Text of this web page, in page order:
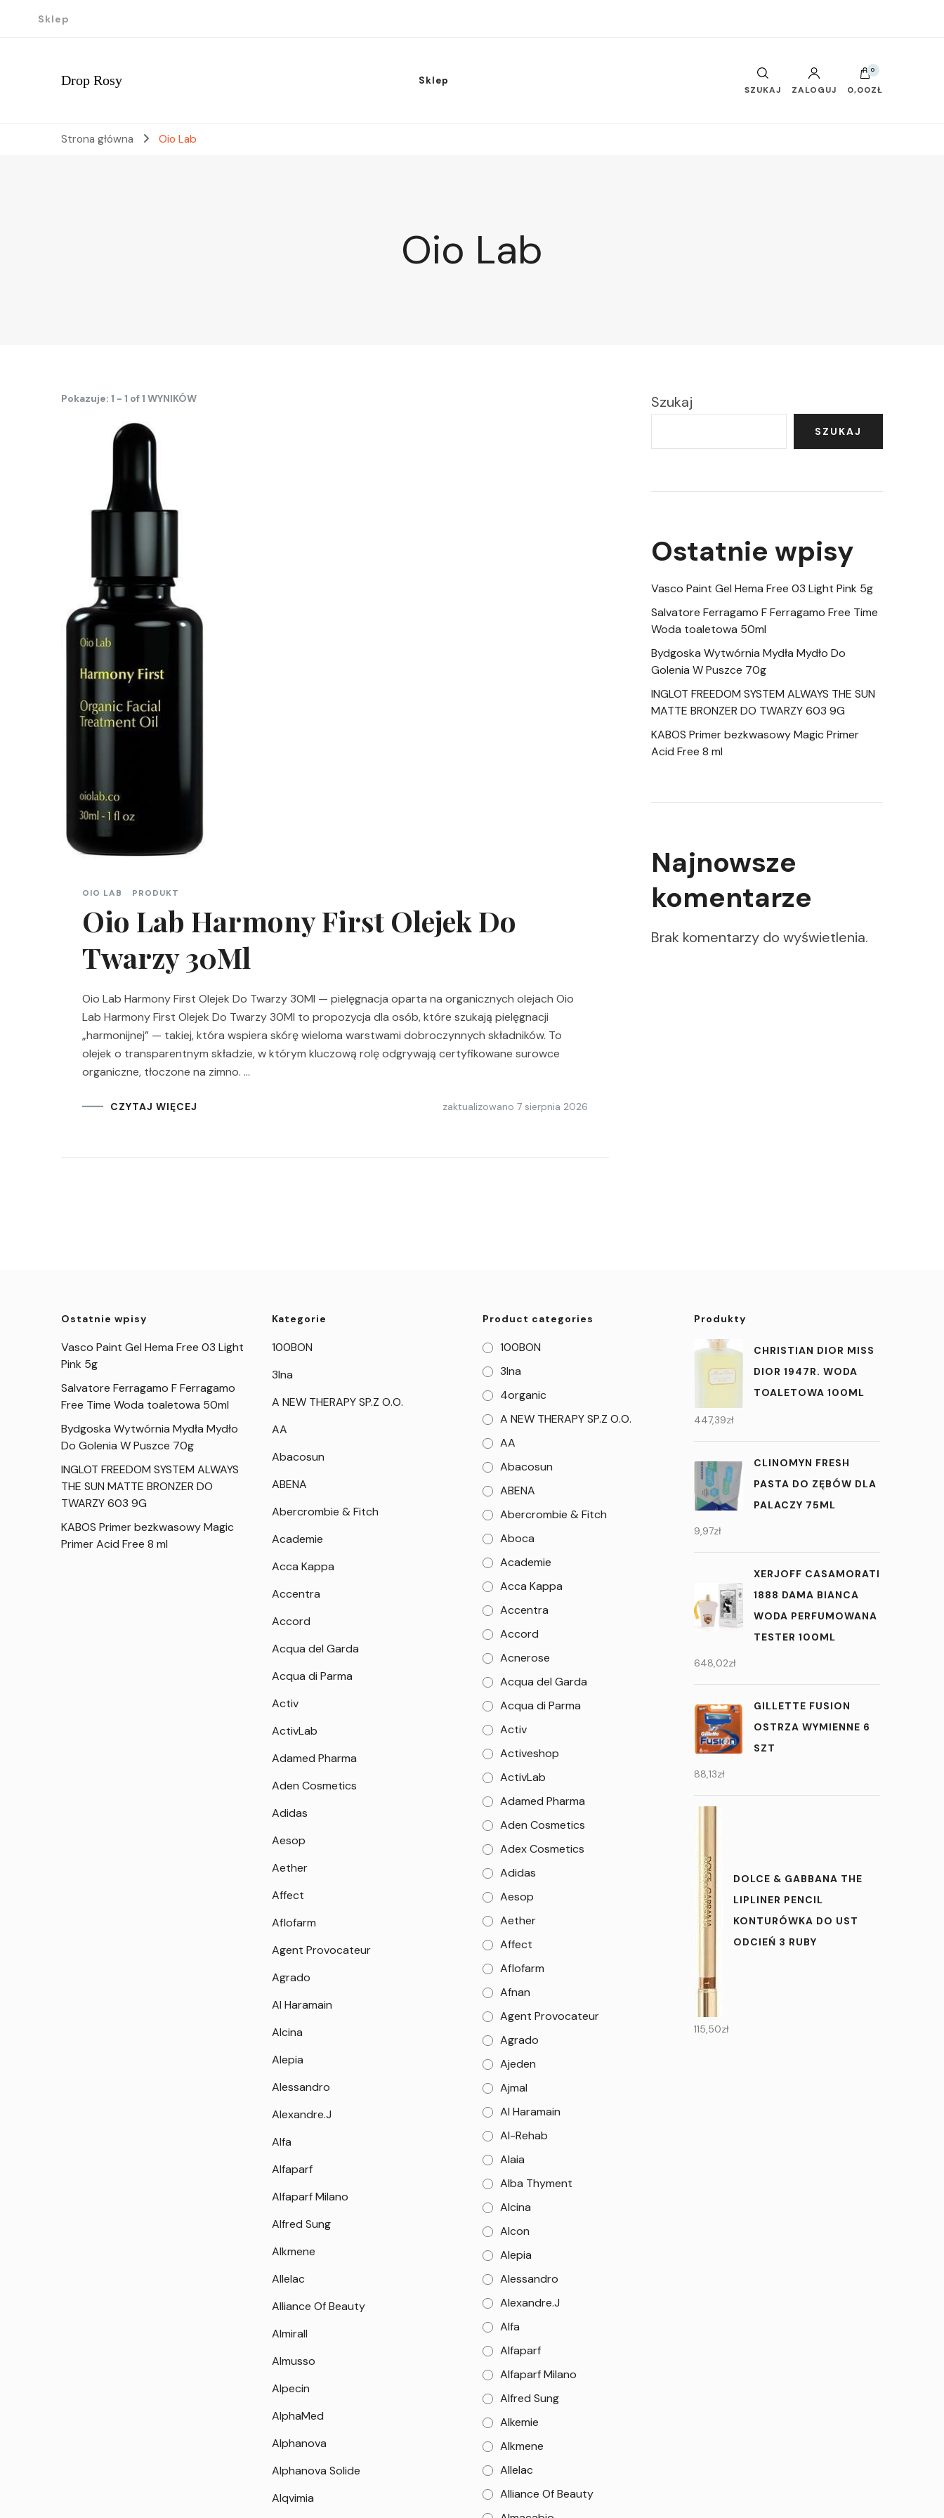
Sklep
Drop Rosy Sklep
SZUKAJ ZALOGUJ
0
0,00ZŁ
Strona główna Oio Lab
Oio Lab
Pokazuje: 1 - 1 of 1 WYNIKÓW
OIO LAB PRODUKT
Oio Lab Harmony First Olejek Do
Twarzy 30Ml
Oio Lab Harmony First Olejek Do Twarzy 30Ml — pielęgnacja oparta na organicznych olejach Oio
Lab Harmony First Olejek Do Twarzy 30Ml to propozycja dla osób, które szukają pielęgnacji
„harmonijnej” — takiej, która wspiera skórę wieloma warstwami dobroczynnych składników. To
olejek o transparentnym składzie, w którym kluczową rolę odgrywają certyfikowane surowce
organiczne, tłoczone na zimno. …
CZYTAJ WIĘCEJ zaktualizowano 7 sierpnia 2026
Szukaj
SZUKAJ
Ostatnie wpisy
Vasco Paint Gel Hema Free 03 Light Pink 5g
Salvatore Ferragamo F Ferragamo Free Time
Woda toaletowa 50ml
Bydgoska Wytwórnia Mydła Mydło Do
Golenia W Puszce 70g
INGLOT FREEDOM SYSTEM ALWAYS THE SUN
MATTE BRONZER DO TWARZY 603 9G
KABOS Primer bezkwasowy Magic Primer
Acid Free 8 ml
Najnowsze
komentarze
Brak komentarzy do wyświetlenia.
Ostatnie wpisy
Vasco Paint Gel Hema Free 03 Light
Pink 5g
Salvatore Ferragamo F Ferragamo
Free Time Woda toaletowa 50ml
Bydgoska Wytwórnia Mydła Mydło
Do Golenia W Puszce 70g
INGLOT FREEDOM SYSTEM ALWAYS
THE SUN MATTE BRONZER DO
TWARZY 603 9G
KABOS Primer bezkwasowy Magic
Primer Acid Free 8 ml
Kategorie
100BON
3Ina
A NEW THERAPY SP.Z O.O.
AA
Abacosun
ABENA
Abercrombie & Fitch
Academie
Acca Kappa
Accentra
Accord
Acqua del Garda
Acqua di Parma
Activ
ActivLab
Adamed Pharma
Aden Cosmetics
Adidas
Aesop
Aether
Affect
Aflofarm
Agent Provocateur
Agrado
Al Haramain
Alcina
Alepia
Alessandro
Alexandre.J
Alfa
Alfaparf
Alfaparf Milano
Alfred Sung
Alkmene
Allelac
Alliance Of Beauty
Almirall
Almusso
Alpecin
AlphaMed
Alphanova
Alphanova Solide
Alqvimia
Product categories
100BON
3Ina
4organic
A NEW THERAPY SP.Z O.O.
AA
Abacosun
ABENA
Abercrombie & Fitch
Aboca
Academie
Acca Kappa
Accentra
Accord
Acnerose
Acqua del Garda
Acqua di Parma
Activ
Activeshop
ActivLab
Adamed Pharma
Aden Cosmetics
Adex Cosmetics
Adidas
Aesop
Aether
Affect
Aflofarm
Afnan
Agent Provocateur
Agrado
Ajeden
Ajmal
Al Haramain
Al-Rehab
Alaia
Alba Thyment
Alcina
Alcon
Alepia
Alessandro
Alexandre.J
Alfa
Alfaparf
Alfaparf Milano
Alfred Sung
Alkemie
Alkmene
Allelac
Alliance Of Beauty
Produkty
CHRISTIAN DIOR MISS
DIOR 1947R. WODA
TOALETOWA 100ML
447,39zł
CLINOMYN FRESH
PASTA DO ZĘBÓW DLA
PALACZY 75ML
9,97zł
XERJOFF CASAMORATI
1888 DAMA BIANCA
WODA PERFUMOWANA
TESTER 100ML
648,02zł
GILLETTE FUSION
OSTRZA WYMIENNE 6
SZT
88,13zł
DOLCE & GABBANA THE
LIPLINER PENCIL
KONTURÓWKA DO UST
ODCIEŃ 3 RUBY
115,50zł